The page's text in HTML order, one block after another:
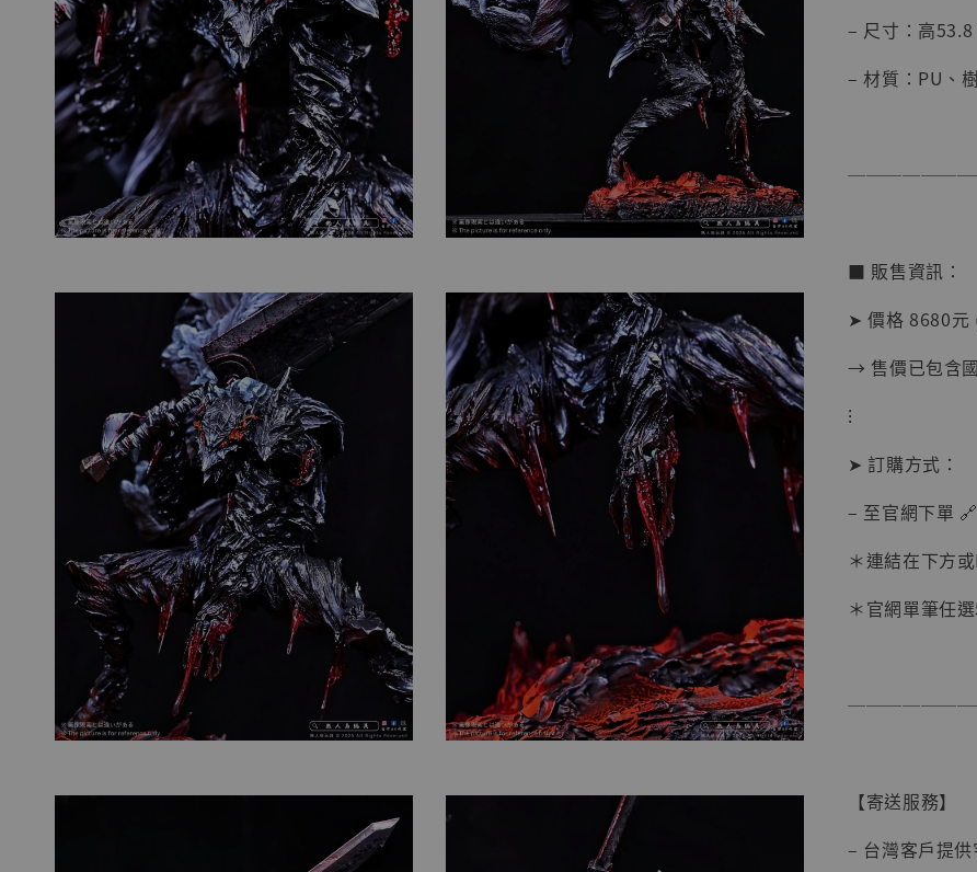
加
彈飛
子
NT$
– 尺寸：高
– 材質：PU、
■ 販售資訊：
➤ 價格 8680元
→ 售價已包含
⁝
➤ 訂購方式：
– 至官網下單 🔗
＊連結在下方
＊官網單筆任
【寄送服務】
– 台灣客戶提